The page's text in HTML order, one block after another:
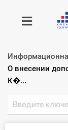
Получить
Главная ИС
Текущий:
О внесении
К�...